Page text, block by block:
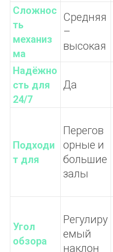
Сложнос
ть
механиз
ма
Средняя
–
высокая
Надёжно
сть для
24/7
Да
Подходи
т для
Перегов
орные и
большие
залы
Угол
обзора
Регулиру
емый
наклон